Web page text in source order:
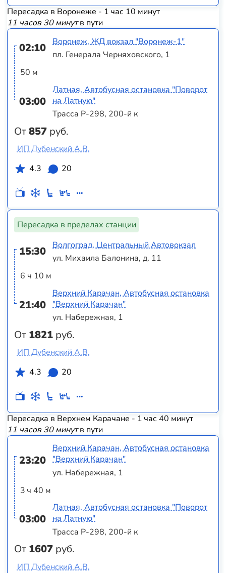
Пересадка в Воронеже - 1 час 10 минут
11 часов 30 минутв пути
02:10
50 м
03:00
От857 руб.
Воронеж, ЖД вокзал "Воронеж-1"
пл. Генерала Черняховского, 1
Латная, Автобусная остановка "Поворот
на Латную"
Трасса Р-298, 200-й к
ИП Дубенский А.В.
4.3
20
Пересадка в пределах станции
15:30
6 ч 10 м
21:40
От 1821 руб.
Волгоград, Центральный Автовокзал
ул. Михаила Балонина, д. 11
Верхний Карачан, Автобусная остановка
"Верхний Карачан"
ул. Набережная, 1
ИП Дубенский А.В.
4.3
20
Пересадка в Верхнем Карачане - 1 час 40 минут
11 часов 30 минутв пути
23:20
3 ч 40 м
03:00
От 1607 руб.
Верхний Карачан, Автобусная остановка
"Верхний Карачан"
ул. Набережная, 1
Латная, Автобусная остановка "Поворот
на Латную"
Трасса Р-298, 200-й к
ИП Дубенский А.В.